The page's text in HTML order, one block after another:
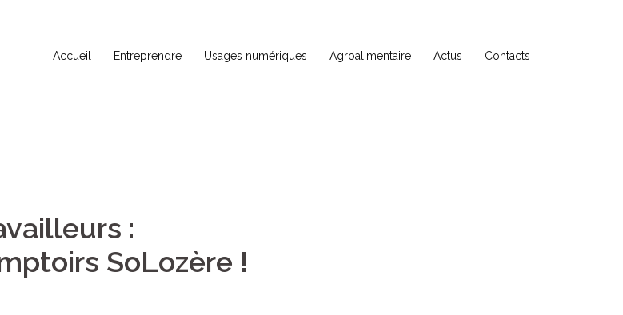
Accueil Entreprendre Usages numériques Agroalimentaire Actus Contacts
:
SoLozère !